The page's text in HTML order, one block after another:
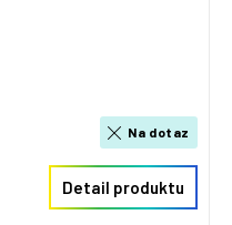
Na dotaz
Detail produktu